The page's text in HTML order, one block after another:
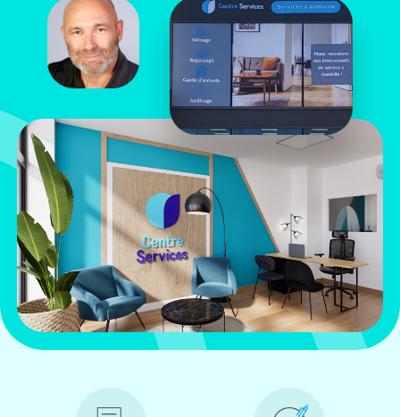
OLIVIER
CROUZET
6 route de Galice - Centre
d'affaires 6-8
13090 Aix-en-Provence